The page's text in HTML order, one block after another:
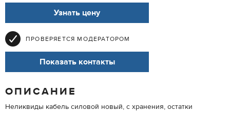
Узнать цену
ПРОВЕРЯЕТСЯ МОДЕРАТОРОМ
Показать контакты
ОПИСАНИЕ
Неликвиды кабель силовой новый, с хранения, остатки